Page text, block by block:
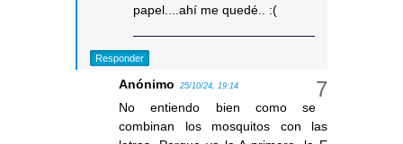
papel....ahí me quedé.. :(
Responder
Anónimo 25/10/24, 19:14
No entiendo bien como se
combinan los mosquitos con las